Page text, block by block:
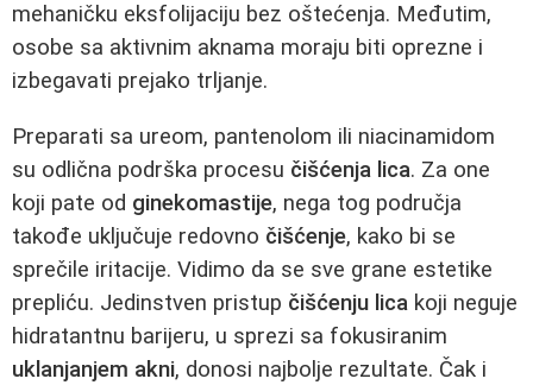
mehaničku eksfolijaciju bez oštećenja. Međutim,
osobe sa aktivnim aknama moraju biti oprezne i
izbegavati prejako trljanje.
Preparati sa ureom, pantenolom ili niacinamidom
su odlična podrška procesu čišćenja lica. Za one
koji pate od ginekomastije, nega tog područja
takođe uključuje redovno čišćenje, kako bi se
sprečile iritacije. Vidimo da se sve grane estetike
prepliću. Jedinstven pristup čišćenju lica koji neguje
hidratantnu barijeru, u sprezi sa fokusiranim
uklanjanjem akni, donosi najbolje rezultate. Čak i